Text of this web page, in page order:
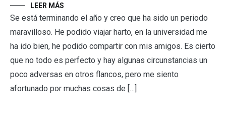
LEER MÁS
Se está terminando el año y creo que ha sido un periodo
maravilloso. He podido viajar harto, en la universidad me
ha ido bien, he podido compartir con mis amigos. Es cierto
que no todo es perfecto y hay algunas circunstancias un
poco adversas en otros flancos, pero me siento
afortunado por muchas cosas de […]